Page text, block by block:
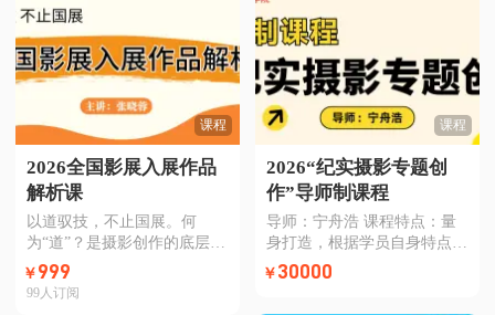
课程
2026全国影展入展作品
解析课
以道驭技，不止国展。何
为“道”？是摄影创作的底层逻
辑，是系统性的方法论，是驾
驭技术的审美与思想。何
为“技”？是具体的呈现手法，
￥ 999
99人订阅
课程
2026“纪实摄影专题创
作”导师制课程
导师：宁舟浩 课程特点：量
身打造，根据学员自身特点和
需求制定培养计划；长期培
养，深入学习。
￥ 30000